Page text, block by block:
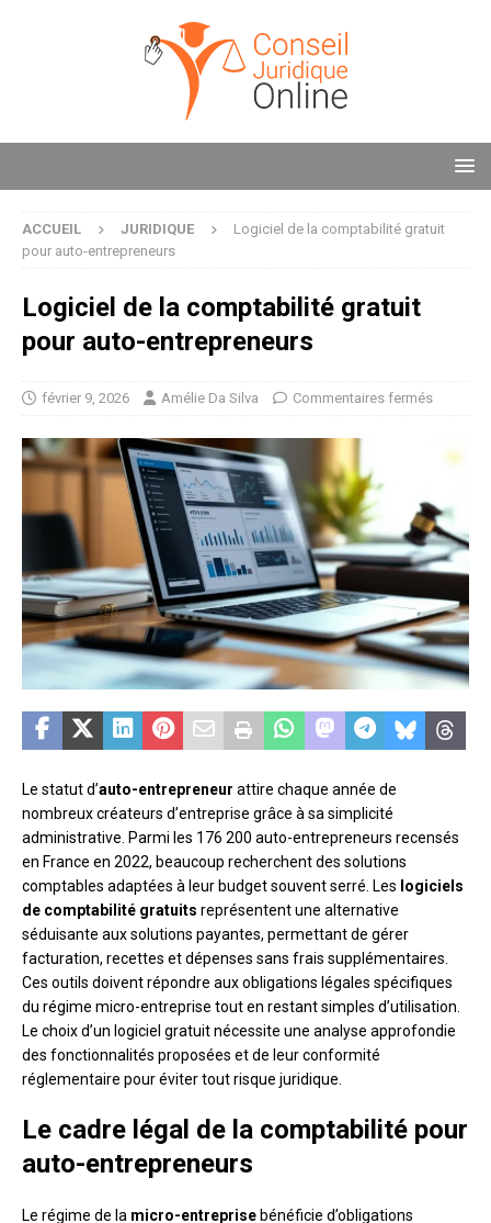
ACCUEIL JURIDIQUE
Logiciel de la comptabilité gratuit
pour auto-entrepreneurs
Logiciel de la comptabilité gratuit
pour auto-entrepreneurs
février 9, 2026 Amélie Da Silva Commentaires fermés
Le statut d’auto-entrepreneur attire chaque année de
nombreux créateurs d’entreprise grâce à sa simplicité
administrative. Parmi les 176 200 auto-entrepreneurs recensés
en France en 2022, beaucoup recherchent des solutions
comptables adaptées à leur budget souvent serré. Les logiciels
de comptabilité gratuits représentent une alternative
séduisante aux solutions payantes, permettant de gérer
facturation, recettes et dépenses sans frais supplémentaires.
Ces outils doivent répondre aux obligations légales spécifiques
du régime micro-entreprise tout en restant simples d’utilisation.
Le choix d’un logiciel gratuit nécessite une analyse approfondie
des fonctionnalités proposées et de leur conformité
réglementaire pour éviter tout risque juridique.
Le cadre légal de la comptabilité pour
auto-entrepreneurs
Le régime de la micro-entreprise bénéficie d’obligations